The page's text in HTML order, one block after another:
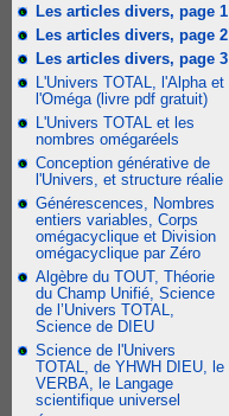
Les articles divers, page 1
Les articles divers, page 2
Les articles divers, page 3
L'Univers TOTAL, l'Alpha et
l'Oméga (livre pdf gratuit)
L'Univers TOTAL et les
nombres omégaréels
Conception générative de
l'Univers, et structure réalie
Générescences, Nombres
entiers variables, Corps
omégacyclique et Division
omégacyclique par Zéro
Algèbre du TOUT, Théorie
du Champ Unifié, Science
de l’Univers TOTAL,
Science de DIEU
Science de l'Univers
TOTAL, de YHWH DIEU, le
VERBA, le Langage
scientifique universel